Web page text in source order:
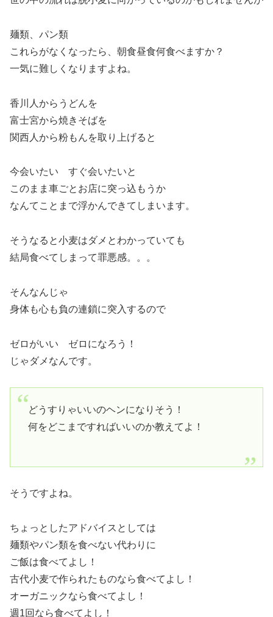
麺類、パン類
これらがなくなったら、朝食昼食何食べますか？
一気に難しくなりますよね。
香川人からうどんを
富士宮から焼きそばを
関西人から粉もんを取り上げると
今会いたい すぐ会いたいと
このまま車ごとお店に突っ込もうか
なんてことまで浮かんできてしまいます。
そうなると小麦はダメとわかっていても
結局食べてしまって罪悪感。。。
そんなんじゃ
身体も心も負の連鎖に突入するので
ゼロがいい ゼロになろう！
じゃダメなんです。
どうすりゃいいのヘンになりそう！
何をどこまですればいいのか教えてよ！
そうですよね。
ちょっとしたアドバイスとしては
麺類やパン類を食べない代わりに
ご飯は食べてよし！
古代小麦で作られたものなら食べてよし！
オーガニックなら食べてよし！
週1回なら食べてよし！